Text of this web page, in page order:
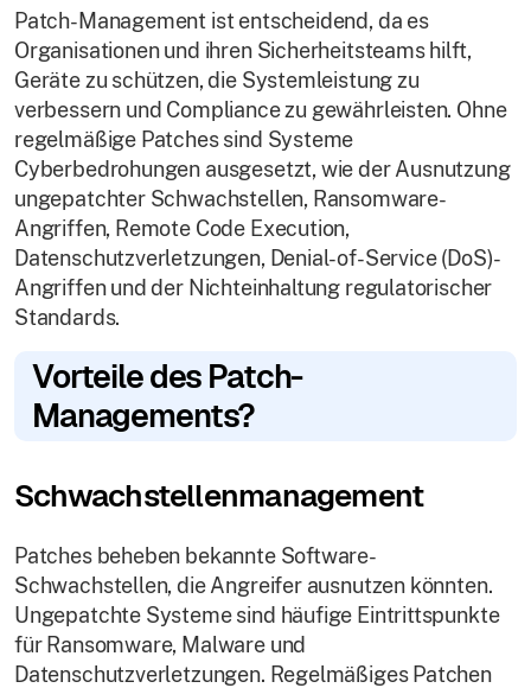
Patch-Management ist entscheidend, da es
Organisationen und ihren Sicherheitsteams hilft,
Geräte zu schützen, die Systemleistung zu
verbessern und Compliance zu gewährleisten. Ohne
regelmäßige Patches sind Systeme
Cyberbedrohungen ausgesetzt, wie der Ausnutzung
ungepatchter Schwachstellen, Ransomware-
Angriffen, Remote Code Execution,
Datenschutzverletzungen, Denial-of-Service (DoS)-
Angriffen und der Nichteinhaltung regulatorischer
Standards.
Vorteile des Patch-
Managements?
Schwachstellenmanagement
Patches beheben bekannte Software-
Schwachstellen, die Angreifer ausnutzen könnten.
Ungepatchte Systeme sind häufige Eintrittspunkte
für Ransomware, Malware und
Datenschutzverletzungen. Regelmäßiges Patchen